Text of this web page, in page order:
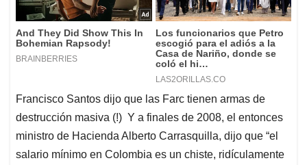
Francisco Santos dijo que las Farc tienen armas de
destrucción masiva (!) Y a finales de 2008, el entonces
ministro de Hacienda Alberto Carrasquilla, dijo que “el
salario mínimo en Colombia es un chiste, ridículamente